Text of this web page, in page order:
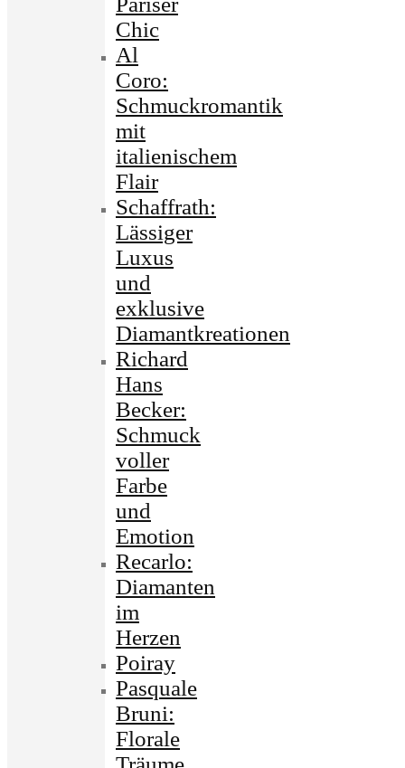
Chic
Al
Coro:
Schmuckromantik
mit
italienischem
Flair
Schaffrath:
Lässiger
Luxus
und
exklusive
Diamantkreationen
Richard
Hans
Becker:
Schmuck
voller
Farbe
und
Emotion
Recarlo:
Diamanten
im
Herzen
Poiray
Pasquale
Bruni:
Florale